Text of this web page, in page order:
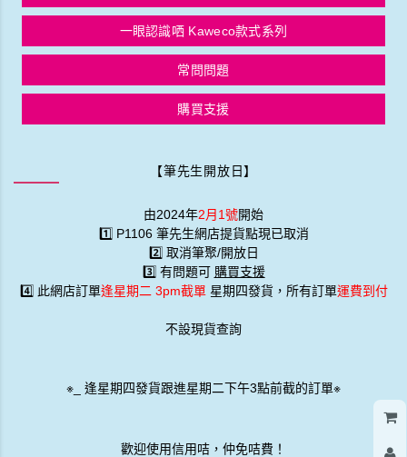
一眼認識哂 Kaweco款式系列
常問問題
購買支援
【筆先生開放日】
由2024年2月1號開始
1️⃣ P1106 筆先生網店提貨點現已取消
2️⃣ 取消筆聚/開放日
3️⃣ 有問題可 購買支援
4️⃣ 此網店訂單逢星期二 3pm截單 星期四發貨，所有訂單運費到付
不設現貨查詢
※ 逢星期四發貨跟進星期二下午3點前截的訂單※
歡迎使用信用咭，仲免咭費！